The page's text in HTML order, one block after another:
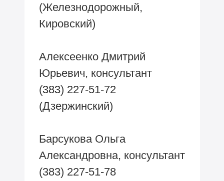
(Железнодорожный,
Кировский)
Алексеенко Дмитрий
Юрьевич, консультант
(383) 227-51-72
(Дзержинский)
Барсукова Ольга
Александровна, консультант
(383) 227-51-78